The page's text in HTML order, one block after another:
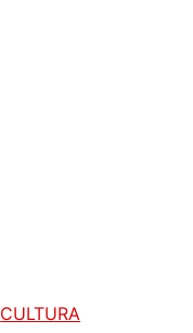
CULTURA